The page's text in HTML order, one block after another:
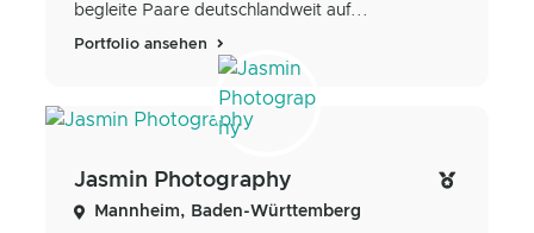
begleite Paare deutschlandweit auf...
Portfolio ansehen
Jasmin Photography
Mannheim, Baden-Württemberg